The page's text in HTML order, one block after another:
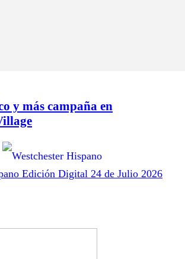
y más campaña en